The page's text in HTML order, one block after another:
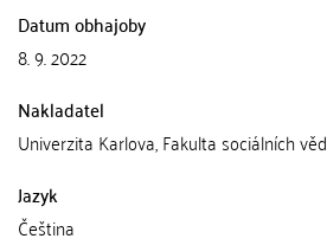
Datum obhajoby
8. 9. 2022
Nakladatel
Univerzita Karlova, Fakulta sociálních věd
Jazyk
Čeština